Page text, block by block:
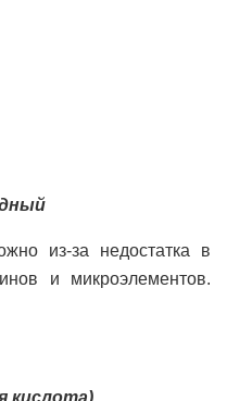
из-за недостатка в
и микроэлементов.